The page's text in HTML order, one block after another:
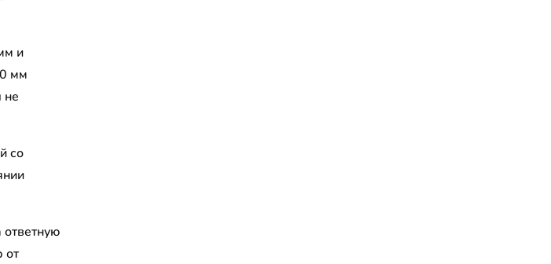
и
мм
не
со
от